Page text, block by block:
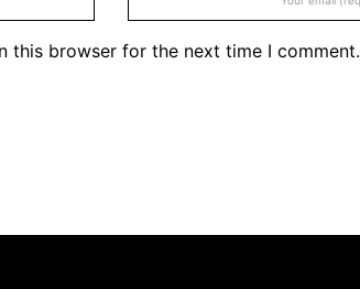
this browser for the next time I comment.